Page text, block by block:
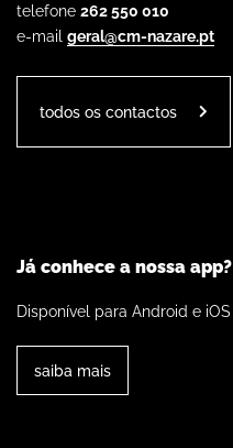
telefone 262 550 010
e-mail geral@cm-nazare.pt
todos os contactos
Já conhece a nossa app?
Disponível para Android e iOS
saiba mais